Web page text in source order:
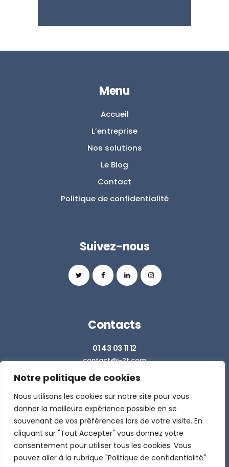
Notre politique de cookies
Nous utilisons les cookies sur notre site pour vous
donner la meilleure expérience possible en se
souvenant de vos préférences lors de votre visite. En
cliquant sur "Tout Accepter" vous donnez votre
consentement pour utiliser tous les cookies. Vous
pouvez aller à la rubrique "Politique de confidentialité"
Menu
Accueil
L’entreprise
Nos solutions
Le Blog
Contact
Politique de confidentialité
Suivez-nous
Contacts
01 43 03 11 12
contact@i-2t.com
Z.I. RICHARDETS SUD - 36 RUE DU BALLON
DEMANDER UN DEVIS